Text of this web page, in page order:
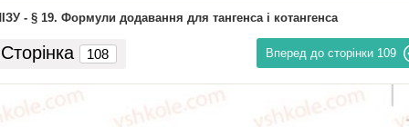
- § 19. Формули додавання для тангенса і котангенса
Сторінка Вперед до сторінки 109